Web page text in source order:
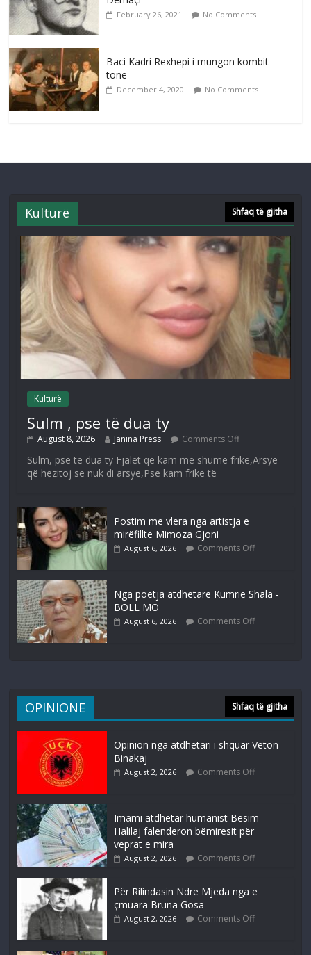
February 26, 2021 No Comments
Baci Kadri Rexhepi i mungon kombit
tonë
December 4, 2020 No Comments
Kulturë Shfaq të gjitha
Kulturë
Sulm , pse të dua ty
August 8, 2026 Janina Press Comments Off
Sulm, pse të dua ty Fjalët që kam më shumë frikë,Arsye
që hezitoj se nuk di arsye,Pse kam frikë të
Postim me vlera nga artistja e
mirëfilltë Mimoza Gjoni
August 6, 2026 Comments Off
Nga poetja atdhetare Kumrie Shala -
BOLL MO
August 6, 2026 Comments Off
OPINIONE Shfaq të gjitha
Opinion nga atdhetari i shquar Veton
Binakaj
August 2, 2026 Comments Off
Imami atdhetar humanist Besim
Halilaj falenderon bëmiresit për
veprat e mira
August 2, 2026 Comments Off
Për Rilindasin Ndre Mjeda nga e
çmuara Bruna Gosa
August 2, 2026 Comments Off